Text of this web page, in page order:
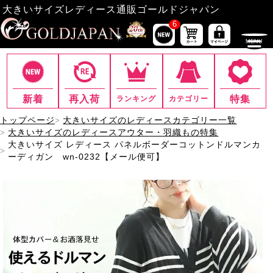
大きいサイズレディース通販ゴールドジャパン
6
新着 再入荷 ランキング カテゴリー 特集
トップページ
大きいサイズのレディースカテゴリー一覧
大きいサイズのレディースアウター・羽織もの特集
大きいサイズ レディース パネルボーダーコットンドルマンカ
ーディガン wn-0232【メール便可】